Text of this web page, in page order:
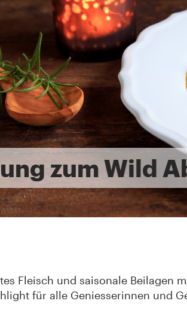
zum Wild
Fleisch und saisonale Beilagen
für alle Geniesserinnen und